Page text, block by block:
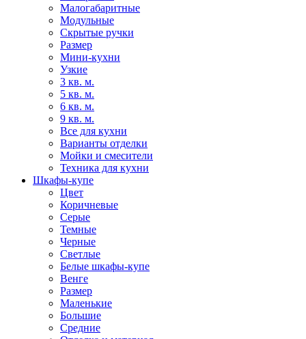
Малогабаритные
Модульные
Скрытые ручки
Размер
Мини-кухни
Узкие
3 кв. м.
5 кв. м.
6 кв. м.
9 кв. м.
Все для кухни
Варианты отделки
Мойки и смесители
Техника для кухни
Шкафы-купе
Цвет
Коричневые
Серые
Темные
Черные
Светлые
Белые шкафы-купе
Венге
Размер
Маленькие
Большие
Средние